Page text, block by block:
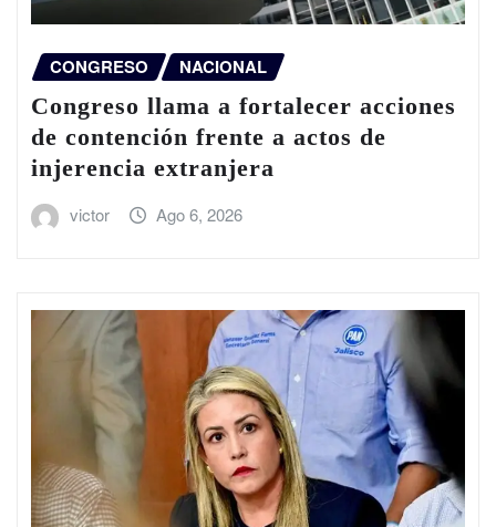
CONGRESO NACIONAL
Congreso llama a fortalecer acciones
de contención frente a actos de
injerencia extranjera
victor Ago 6, 2026